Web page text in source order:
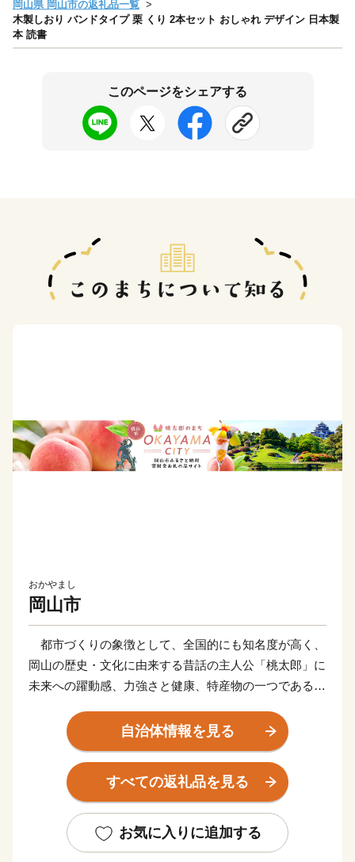
岡山県 岡山市の返礼品一覧
木製しおり バンドタイプ 栗 くり 2本セット おしゃれ デザイン 日本製
本 読書
このページをシェアする
おかやまし
岡山市
都市づくりの象徴として、全国的にも知名度が高く、
岡山の歴史・文化に由来する昔話の主人公「桃太郎」に
未来への躍動感、力強さと健康、特産物の一つである白
行政が一体となってまちづくりに取り組んでいます。
＜岡山市のプロフィール＞
旭川と吉井川が瀬戸内海に注ぐ岡山平野の中央に位置
山並みがひろがっています。
温暖な瀬戸内海特有の風土により、春秋は快晴の日が
自治体情報を見る
すべての返礼品を見る
お気に入りに追加する